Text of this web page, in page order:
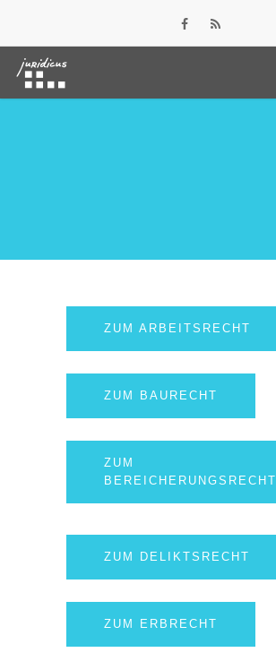
ZUM ARBEITSRECHT
ZUM BAURECHT
ZUM
BEREICHERUNGSRECHT
ZUM DELIKTSRECHT
ZUM ERBRECHT